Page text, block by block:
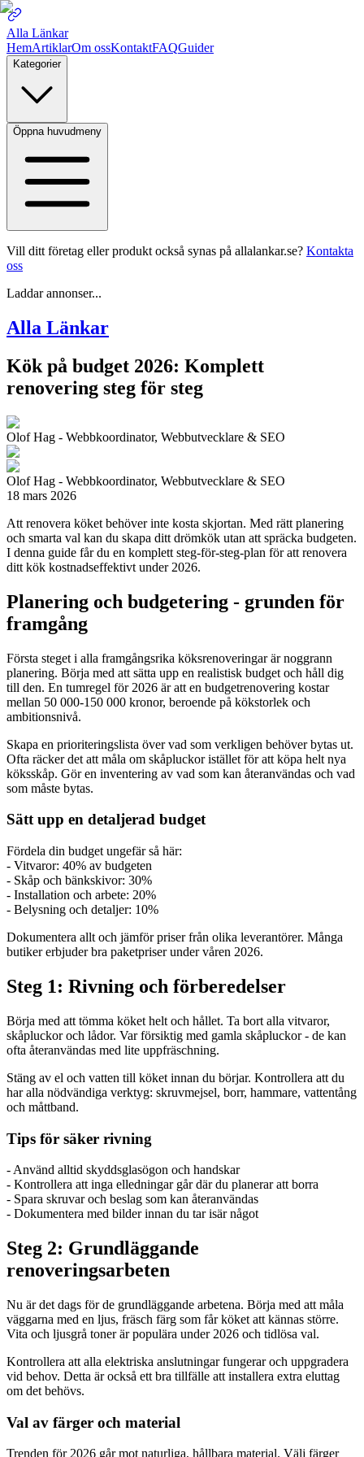
Alla Länkar
HemArtiklarOm ossKontaktFAQGuider
Kategorier
Öppna huvudmeny
Vill ditt företag eller produkt också synas på allalankar.se? Kontakta
oss
Laddar annonser...
Alla Länkar
Kök på budget 2026: Komplett
renovering steg för steg
Olof Hag - Webbkoordinator, Webbutvecklare & SEO
Olof Hag - Webbkoordinator, Webbutvecklare & SEO
18 mars 2026
Att renovera köket behöver inte kosta skjortan. Med rätt planering
och smarta val kan du skapa ditt drömkök utan att spräcka budgeten.
I denna guide får du en komplett steg-för-steg-plan för att renovera
ditt kök kostnadseffektivt under 2026.
Planering och budgetering - grunden för
framgång
Första steget i alla framgångsrika köksrenoveringar är noggrann
planering. Börja med att sätta upp en realistisk budget och håll dig
till den. En tumregel för 2026 är att en budgetrenovering kostar
mellan 50 000-150 000 kronor, beroende på kökstorlek och
ambitionsnivå.
Skapa en prioriteringslista över vad som verkligen behöver bytas ut.
Ofta räcker det att måla om skåpluckor istället för att köpa helt nya
köksskåp. Gör en inventering av vad som kan återanvändas och vad
som måste bytas.
Sätt upp en detaljerad budget
Fördela din budget ungefär så här:
- Vitvaror: 40% av budgeten
- Skåp och bänkskivor: 30%
- Installation och arbete: 20%
- Belysning och detaljer: 10%
Dokumentera allt och jämför priser från olika leverantörer. Många
butiker erbjuder bra paketpriser under våren 2026.
Steg 1: Rivning och förberedelser
Börja med att tömma köket helt och hållet. Ta bort alla vitvaror,
skåpluckor och lådor. Var försiktig med gamla skåpluckor - de kan
ofta återanvändas med lite uppfräschning.
Stäng av el och vatten till köket innan du börjar. Kontrollera att du
har alla nödvändiga verktyg: skruvmejsel, borr, hammare, vattentång
och måttband.
Tips för säker rivning
- Använd alltid skyddsglasögon och handskar
- Kontrollera att inga elledningar går där du planerar att borra
- Spara skruvar och beslag som kan återanvändas
- Dokumentera med bilder innan du tar isär något
Steg 2: Grundläggande
renoveringsarbeten
Nu är det dags för de grundläggande arbetena. Börja med att måla
väggarna med en ljus, fräsch färg som får köket att kännas större.
Vita och ljusgrå toner är populära under 2026 och tidlösa val.
Kontrollera att alla elektriska anslutningar fungerar och uppgradera
vid behov. Detta är också ett bra tillfälle att installera extra eluttag
om det behövs.
Val av färger och material
Trenden för 2026 går mot naturliga, hållbara material. Välj färger